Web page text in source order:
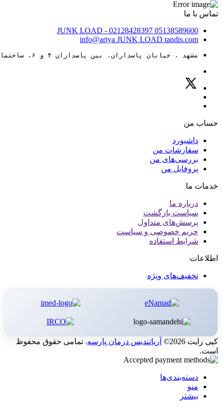
تماس با ما
05138589600
JUNK LOAD - 02128428397
info@ariya JUNK LOAD tandis.com
مشهد ، خیابان پاسداران، بین پاسداران ۴ و ۶، ساختمان ۸۸
حساب من
داشبورد
سفارشات من
بررسی‌های من
پروفایل من
خدمات ما
درباره ما
سیاست بازگشت
پرسش‌های متداول
حریم خصوصی و سیاست
شرایط استفاده
اطلاعات
تخفیف‌های ویژه
کپی رایت 2026© آریاتندیس درمان پارسه. تمامی حقوق محفوظ
است.
دسته‌بندی‌ها
منو
بیشتر